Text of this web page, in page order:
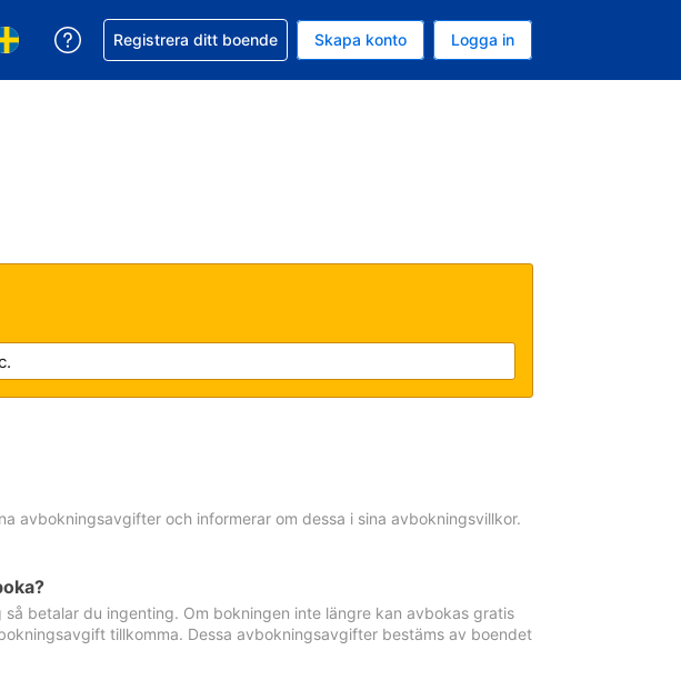
Din nuvarande valuta är Amerikanska dollar
Välj språk. Ditt nuvarande språk är Svenska
Få hjälp med din bokning
Registrera ditt boende Skapa konto Logga in
avbokningsavgifter och informerar om dessa i sina avbokningsvillkor.
betalar du ingenting. Om bokningen inte längre kan avbokas gratis
tillkomma. Dessa avbokningsavgifter bestäms av boendet